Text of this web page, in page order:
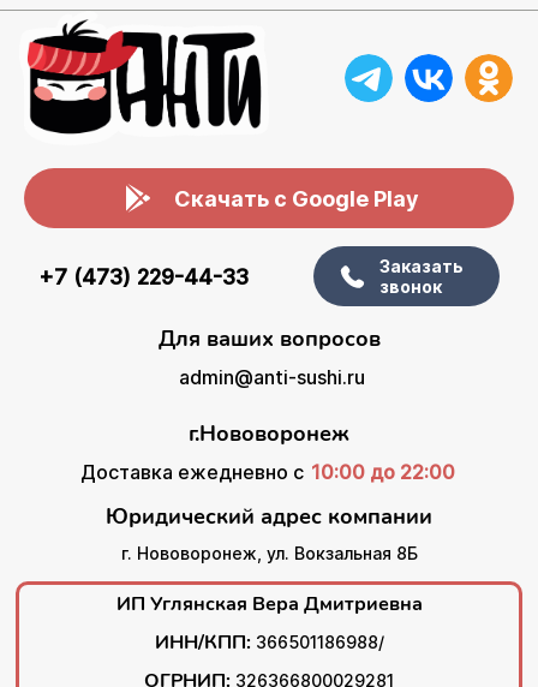
Скачать с Google Play
+7 (473) 229-44-33
Заказать
звонок
Для ваших вопросов
admin@anti-sushi.ru
г.Нововоронеж
Доставка ежедневно с 10:00 до 22:00
Юридический адрес компании
г. Нововоронеж, ул. Вокзальная 8Б
ИП Углянская Вера Дмитриевна
ИНН/КПП: 366501186988/
ОГРНИП: 326366800029281